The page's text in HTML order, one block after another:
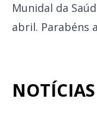
Munidal da
abril. Parabéns